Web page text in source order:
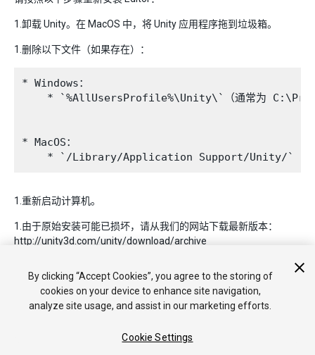
1.卸载 Unity。在 MacOS 中，将 Unity 应用程序拖到垃圾箱。
1.删除以下文件（如果存在）：
* Windows：
* `%AllUsersProfile%\Unity\`（通常为
* MacOS：
1.重新启动计算机。
1.由于原始安装可能已损坏，请从我们的网站下载最新版本：
http://unity3d.com/unity/download/archive
By clicking “Accept Cookies”, you agree to the storing of
cookies on your device to enhance site navigation,
analyze site usage, and assist in our marketing efforts.
Cookie Settings